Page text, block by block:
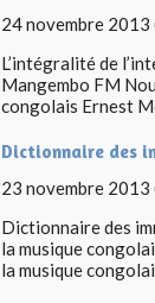
24 novembre 2013
L’intégralité de
Mangembo FM
congolais Ernest
Dictionnaire des
23 novembre 2013
Dictionnaire des
la musique
la musique